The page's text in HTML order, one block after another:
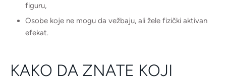
figuru,
Osobe koje ne mogu da vežbaju, ali žele fizički aktivan
efekat.
KAKO DA ZNATE KOJI